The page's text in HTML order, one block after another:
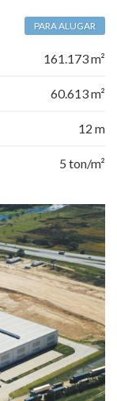
PARA ALUGAR
161.173 m²
60.613 m²
12 m
5 ton/m²